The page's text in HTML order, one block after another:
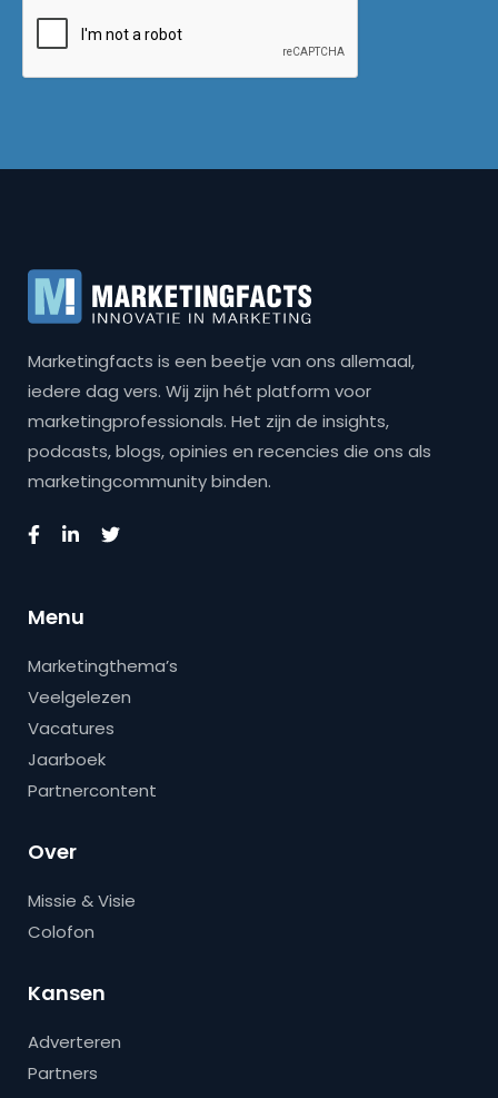
Marketingfacts is een beetje van ons allemaal,
iedere dag vers. Wij zijn hét platform voor
marketingprofessionals. Het zijn de insights,
podcasts, blogs, opinies en recencies die ons als
marketingcommunity binden.
Menu
Marketingthema’s
Veelgelezen
Vacatures
Jaarboek
Partnercontent
Over
Missie & Visie
Colofon
Kansen
Adverteren
Partners